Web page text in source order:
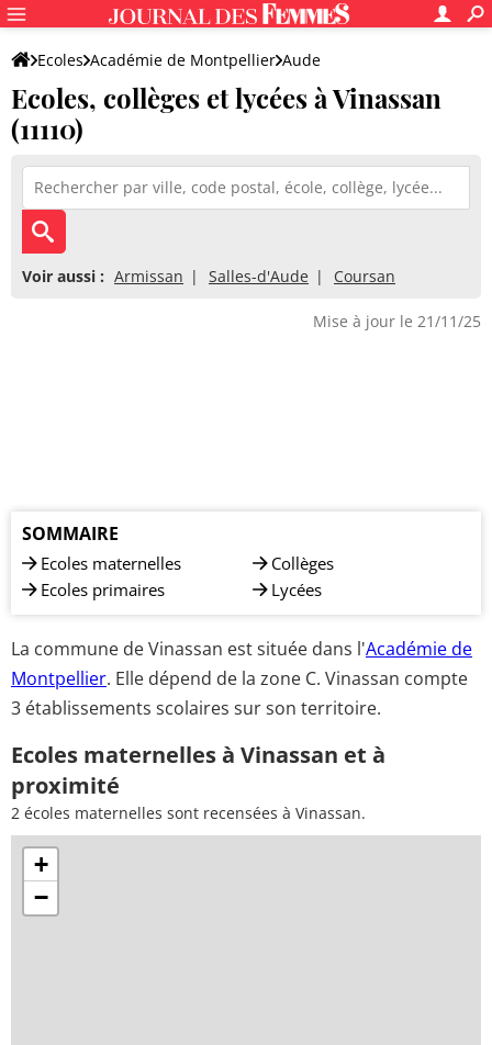
Ecoles Académie de Montpellier Aude
Ecoles, collèges et lycées à Vinassan
(11110)
Voir aussi : Armissan Salles-d'Aude Coursan
Mise à jour le 21/11/25
SOMMAIRE
Ecoles maternelles
Ecoles primaires
Collèges
Lycées
La commune de Vinassan est située dans l'Académie de
Montpellier. Elle dépend de la zone C. Vinassan compte
3 établissements scolaires sur son territoire.
Ecoles maternelles à Vinassan et à
proximité
2 écoles maternelles sont recensées à Vinassan.
+
−